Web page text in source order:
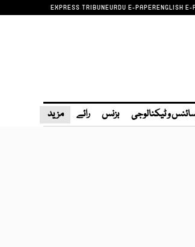
EXPRESS TRIBUNEURDU E-PAPERENGLISH E-
و ٹیکنالوجی بزنس رائے مزید